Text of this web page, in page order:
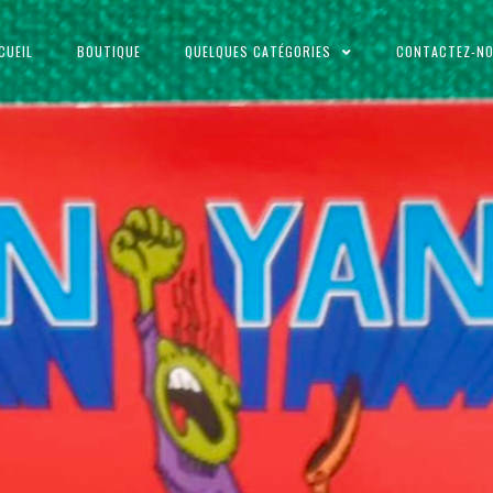
BOUTIQUE QUELQUES CATÉGORIES CONTACTEZ-